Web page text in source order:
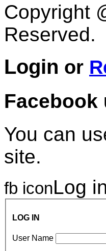
Copyright
Reserved.
Login or
Facebook
You can
site.
fb iconLog
LOG IN
User Name